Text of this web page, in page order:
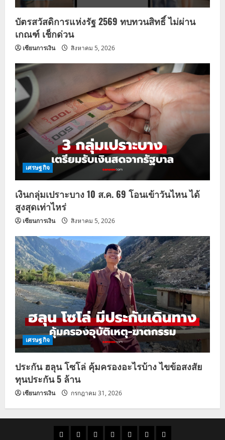
บัตรสวัสดิการแห่งรัฐ 2569 ทบทวนสิทธิ์ ไม่ผ่าน
เกณฑ์ เช็กด่วน
เซียนการเงิน สิงหาคม 5, 2026
เศรษฐกิจ
เงินกลุ่มเปราะบาง 10 ส.ค. 69 โอนเข้าวันไหน ได้
สูงสุดเท่าไหร่
เซียนการเงิน สิงหาคม 5, 2026
เศรษฐกิจ
ประกัน ฮลุน โซโล่ คุ้มครองอะไรบ้าง ไขข้อสงสัย
ทุนประกัน 5 ล้าน
เซียนการเงิน กรกฎาคม 31, 2026
ราคาแนว ข่าว ข่าว ดูด ที่ ผู้ชาย